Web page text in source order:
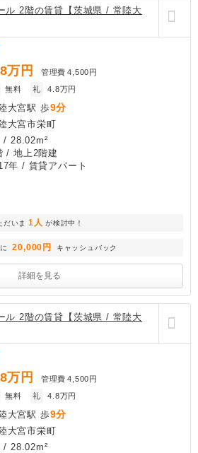
ル 2階の賃貸【茨城県 / 常陸大
万円 管理費 4,500円
無料 礼 4.8万円
大宮駅 歩9分
大宮市栄町
/ 28.02m²
/ 地上2階建
年 / 賃貸アパート
だいま 1人 が検討中！
20,000円 キャッシュバック
詳細を見る
ル 2階の賃貸【茨城県 / 常陸大
万円 管理費 4,500円
無料 礼 4.8万円
大宮駅 歩9分
大宮市栄町
/ 28.02m²